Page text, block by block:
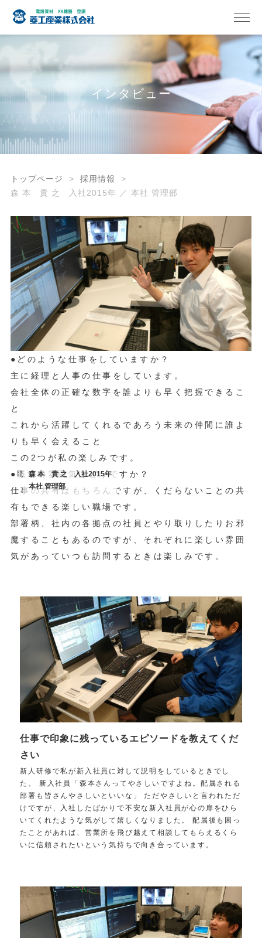
インタビュー
トップページ
採用情報
森 本 貴 之 入社2015年 ／ 本社 管理部
森 本 貴 之 入社2015年
本社 管理部
●どのような仕事をしていますか？
主に経理と人事の仕事をしています。
会社全体の正確な数字を誰よりも早く把握できるこ
と
これから活躍してくれるであろう未来の仲間に誰よ
りも早く会えること
この2つが私の楽しみです。
●職場の雰囲気はどうですか？
仕事の共有はもちろんですが、くだらないことの共
有もできる楽しい職場です。
部署柄、社内の各拠点の社員とやり取りしたりお邪
魔することもあるのですが、それぞれに楽しい雰囲
気があっていつも訪問するときは楽しみです。
仕事で印象に残っているエピソードを教えてくだ
さい
新人研修で私が新入社員に対して説明をしているときでし
た。 新入社員「森本さんってやさしいですよね。配属される
部署も皆さんやさしいといいな」 ただやさしいと言われただ
けですが、入社したばかりで不安な新入社員が心の扉をひら
いてくれたような気がして嬉しくなりました。 配属後も困っ
たことがあれば、営業所を飛び越えて相談してもらえるくら
いに信頼されたいという気持ちで向き合っています。